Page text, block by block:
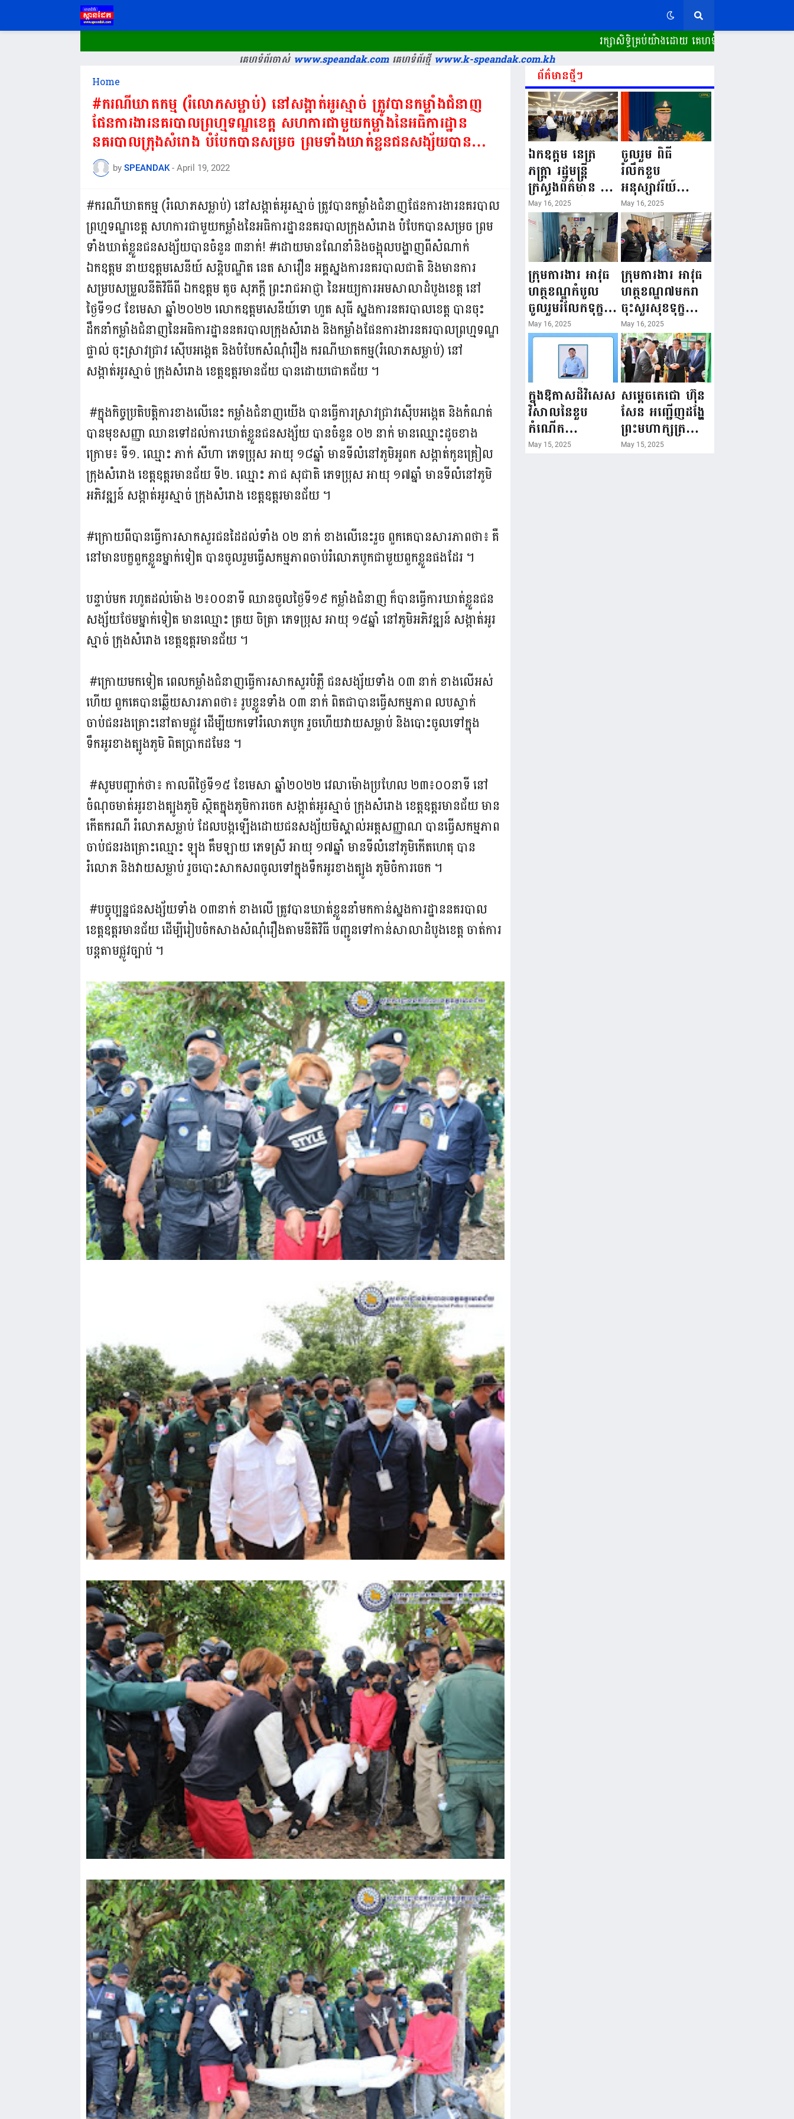
រក្សាសិទ្ធិគ្រប់យ៉ាងដោយ គេហទំព័រ ស្ពានដែក​
គេហទំព័រចាស់www.speandak.comគេហទំព័រថ្មីwww.k-speandak.com.kh
Home
#ករណីឃាតកម្ម (រំលោភសម្លាប់) នៅសង្កាត់អូរស្មាច់ ត្រូវបានកម្លាំងជំនាញ
ផែនការងារនគរបាលព្រហ្មទណ្ឌខេត្ត សហការជាមួយកម្លាំងនៃអធិការដ្ឋាន
នគរបាលក្រុងសំរោង បំបែកបានសម្រច ព្រមទាំងឃាត់ខ្លួនជនសង្ស័យបាន
ចំនួន3នាក់!
by SPEANDAK - April 19, 2022
#ករណីឃាតកម្ម (រំលោភសម្លាប់) នៅសង្កាត់អូរស្មាច់ ត្រូវបានកម្លាំងជំនាញផែនការងារនគរបាល
ព្រហ្មទណ្ឌខេត្ត សហការជាមួយកម្លាំងនៃអធិការដ្ឋាននគរបាលក្រុងសំរោង បំបែកបានសម្រច ព្រម
ទាំងឃាត់ខ្លួនជនសង្ស័យបានចំនួន ៣នាក់! #ដោយមានណែនាំនិងចង្អុលបង្ហាញពីសំណាក់
ឯកឧត្ដម នាយ​ឧត្តមសេនីយ៍ សន្ដិបណ្ឌិត នេត សាវឿន អគ្គ​ស្នងការ​នគរបាលជាតិ និងមានការ
សម្របសម្រួលនីតិវិធីពី ឯកឧត្តម តូច សុភក្ដី ព្រះរាជអាជ្ញា នៃអយ្យការអមសាលាដំបូងខេត្ត នៅ
ថ្ងៃទី១៨ ខែមេសា ឆ្នាំ២០២២ លោកឧត្តមសេនីយ៍ទោ ហួត សុធី ស្នងការនគរបាលខេត្ត បានចុះ
ដឹកនាំកម្លាំងជំនាញនៃអធិការដ្ឋាននគរបាលក្រុងសំរោង និងកម្លាំងផែនការងារនគរបាលព្រហ្មទណ្ឌ
ផ្ទាល់ ចុះស្រាវជ្រាវ ស៊ើបអង្កេត និងបំបែកសំណុំរឿង ករណីឃាតកម្ម(រំលោភសម្លាប់) នៅ
សង្កាត់អូរស្មាច់ ក្រុងសំរោង ខេត្តឧត្តរមានជ័យ បានដោយជោគជ័យ ។
#ក្នុងកិច្ចប្រតិបត្តិការខាងលើនេះ កម្លាំងជំនាញយើង បានធ្វើការស្រាវជ្រាវស៊ើបអង្កេត និងកំណត់
បានមុខសញ្ញា ឈានទៅដល់ការឃាត់ខ្លួនជនសង្ស័យ បានចំនួន ០២ នាក់ មានឈ្មោះដូចខាង
ក្រោម៖ ទី១. ឈ្មោះ ភាក់ សីហា ភេទប្រុស អាយុ ១៨ឆ្នាំ មានទីលំនៅភូមិអូពក សង្កាត់កូនគ្រៀល
ក្រុងសំរោង ខេត្តឧត្តរមានជ័យ ទី២. ឈ្មោះ ភាជ សុជាតិ ភេទប្រុស អាយុ ១៧ឆ្នាំ មានទីលំនៅភូមិ
អភិវឌ្ឍន៍ សង្កាត់អូរស្មាច់ ក្រុងសំរោង ខេត្តឧត្តរមានជ័យ ។
#ក្រោយពីបានធ្វើការសាកសួរជនដៃដល់ទាំង ០២ នាក់ ខាងលើនេះរួច ពួកគេបានសារភាពថា៖ គឺ
នៅមានបក្ខពួកខ្លួនម្នាក់ទៀត បានចូលរួមធ្វើសកម្មភាពចាប់រំលោភបូកជាមួយពួកខ្លួនផងដែរ ។
បន្ទាប់មក រហូតដល់ម៉ោង ២៖០០នាទី ឈានចូលថ្ងៃទី១៩ កម្លាំងជំនាញ ក៏បានធ្វើការឃាត់ខ្លួនជន
សង្ស័យថែមម្នាក់ទៀត មានឈ្មោះ ត្រយ ចិត្រា ភេទប្រុស អាយុ ១៥ឆ្នាំ នៅភូមិអភិវឌ្ឍន៍ សង្កាត់អូរ
ស្មាច់ ក្រុងសំរោង ខេត្តឧត្តរមានជ័យ ។
#ក្រោយមកទៀត ពេលកម្លាំងជំនាញធ្វើការសាកសួរបំភ្លឺ ជនសង្ស័យទាំង ០៣ នាក់ ខាងលើអស់
ហើយ ពួកគេបានឆ្លើយសារភាពថា៖ រូបខ្លួនទាំង ០៣ នាក់ ពិតជាបានធ្វើសកម្មភាព លបស្ទាក់
ចាប់ជនរងគ្រោះនៅតាមផ្លូវ ដើម្បីយកទៅរំលោភបូក រួចហើយវាយសម្លាប់ និងបោះចូលទៅក្នុង
ទឹកអូរខាងត្បូងភូមិ ពិតប្រាកដមែន ។
#សូមបញ្ជាក់ថា៖ កាលពីថ្ងៃទី១៥ ខែមេសា ឆ្នាំ២០២២ វេលាម៉ោងប្រហែល ២៣៖០០នាទី នៅ
ចំណុចមាត់អូរខាងត្បូងភូមិ ស្ថិតក្នុងភូមិការចេក សង្កាត់អូរស្មាច់ ក្រុងសំរោង ខេត្តឧត្តរមានជ័យ មាន
កើតករណី រំលោភសម្លាប់ ដែលបង្កឡើងដោយជនសង្ស័យមិស្គាល់អត្តសញ្ញាណ បានធ្វើសកម្មភាព
ចាប់ជនរងគ្រោះឈ្មោះ ឡុង គឹមឡាយ ភេទស្រី អាយុ ១៧ឆ្នាំ មានទីលំនៅភូមិកើតហេតុ បាន
រំលោភ និងវាយសម្លាប់ រួចបោះសាកសពចូលទៅក្នុងទឹកអូរខាងត្បូង ភូមិចំការចេក ។
#បច្ចុប្បន្នជនសង្ស័យទាំង ០៣នាក់ ខាងលើ ត្រូវបានឃាត់ខ្លួននាំមកកាន់ស្នងការដ្ឋាននគរបាល
ខេត្តឧត្តរមានជ័យ ដើម្បីរៀបចំកសាងសំណុំរឿងតាមនីតិវិធី បញ្ជូនទៅកាន់សាលាដំបូងខេត្ត ចាត់ការ
បន្តតាមផ្លូវច្បាប់ ។
ព័ត៌មានថ្មីៗ
ឯកឧត្តម នេត្រ
ភក្ត្រា រដ្ឋមន្ត្រី
ក្រសួងព័ត៌មាន នៅ
រសៀលថ្ងៃទី១៦ ខែ
ឧសភា
ឆ្នាំ២០២៥នេះ
បានអញ្ជើញចុះធ្វើ
ជំរឿនថ្នាក់ដឹកនាំ
មន្ត្រីរាជការស៉ីវិល
នៃក្រសួងព័ត៌មាន...
May 16, 2025
ចូលរួម ពិធី
រំលឹកខួប
អនុស្សាវរីយ៍
លើកទី៨០ ថ្ងៃ
កំណើតនគរបាល
ជាតិកម្ពុជា “១៦
ឧសភា ១៩៤៥ ~
១៦ ឧសភា
២០២៥”...
May 16, 2025
ក្រុមការងារ អាវុធ
ហត្ថខណ្ឌកំបូល
ចូលរួមរំលែកទុក្ខ
ដល់គ្រួសារ
សមាជិក ដែល
ឪពុកក្មេករបស់
លោកទទួលមរណៈ
ភាព!
May 16, 2025
ក្រុមការងារ អាវុធ
ហត្ថខណ្ឌ៧មករា
ចុះសួរសុខទុក្ខ
សមាជិក ដែលជួប
គ្រោះថ្នាក់
ចរាចរណ៍ កំពុង
សម្រាកព្យាបាល
នៅមន្ទីរពេទ្យ!
May 16, 2025
ក្នុងឱកាសដ៏វិសេស
វិសាលនៃខួប
កំណើត
គម្រប់ខួប៤៤
May 15, 2025
សម្តេចតេជោ ហ៊ុន
សែន អញ្ជើញដង្ហែ
ព្រះមហាក្សត្រ
យាងទតការតាំង
May 15, 2025